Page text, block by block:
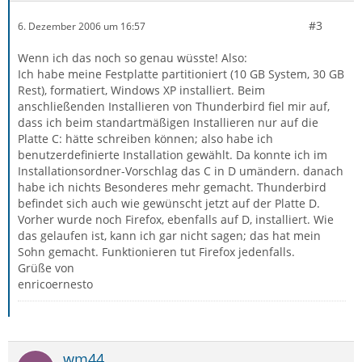
6. Dezember 2006 um 16:57 #3
Wenn ich das noch so genau wüsste! Also:
Ich habe meine Festplatte partitioniert (10 GB System, 30 GB
Rest), formatiert, Windows XP installiert. Beim
anschließenden Installieren von Thunderbird fiel mir auf,
dass ich beim standartmäßigen Installieren nur auf die
Platte C: hätte schreiben können; also habe ich
benutzerdefinierte Installation gewählt. Da konnte ich im
Installationsordner-Vorschlag das C in D umändern. danach
habe ich nichts Besonderes mehr gemacht. Thunderbird
befindet sich auch wie gewünscht jetzt auf der Platte D.
Vorher wurde noch Firefox, ebenfalls auf D, installiert. Wie
das gelaufen ist, kann ich gar nicht sagen; das hat mein
Sohn gemacht. Funktionieren tut Firefox jedenfalls.
Grüße von
enricoernesto